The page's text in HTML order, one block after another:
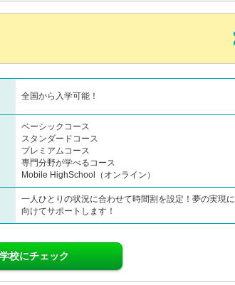
全国から入学可能！
ベーシックコース
スタンダードコース
プレミアムコース
専門分野が学べるコース
Mobile HighSchool（オンライン）
一人ひとりの状況に合わせて時間割を設定！夢の実現に
向けてサポートします！
校にチェック